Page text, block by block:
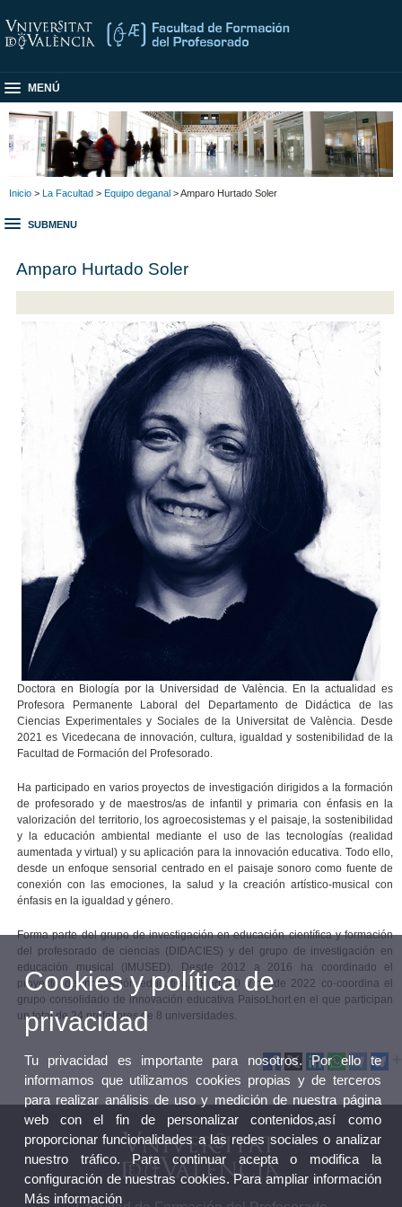
MENÚ
Inicio > La Facultad > Equipo deganal > Amparo Hurtado Soler
SUBMENU
Amparo Hurtado Soler
Doctora en Biología por la Universidad de València. En la actualidad es
Profesora Permanente Laboral del Departamento de Didáctica de las
Ciencias Experimentales y Sociales de la Universitat de València. Desde
2021 es Vicedecana de innovación, cultura, igualdad y sostenibilidad de la
Facultad de Formación del Profesorado.
Ha participado en varios proyectos de investigación dirigidos a la formación
de profesorado y de maestros/as de infantil y primaria con énfasis en la
valorización del territorio, los agroecosistemas y el paisaje, la sostenibilidad
y la educación ambiental mediante el uso de las tecnologías (realidad
aumentada y virtual) y su aplicación para la innovación educativa. Todo ello,
desde un enfoque sensorial centrado en el paisaje sonoro como fuente de
conexión con las emociones, la salud y la creación artístico-musical con
énfasis en la igualdad y género.
Forma parte del grupo de investigación en educación científica y formación
del profesorado de ciencias (DIDACIES) y del grupo de investigación en
educación musical (IMUSED). Desde 2012 a 2016 ha coordinado el
proyecto de innovación educativa, l'Hort 2.0 y desde 2022 co-coordina el
grupo consolidado de innovación educativa PaisoLhort en el que participan
un total de 24 profesores de 8 universidades.
Cookies y política de
privacidad
Tu privacidad es importante para nosotros. Por ello te
informamos que utilizamos cookies propias y de terceros
para realizar análisis de uso y medición de nuestra página
web con el fin de personalizar contenidos,así como
proporcionar funcionalidades a las redes sociales o analizar
nuestro tráfico. Para continuar acepta o modifica la
configuración de nuestras cookies. Para ampliar información
Más información